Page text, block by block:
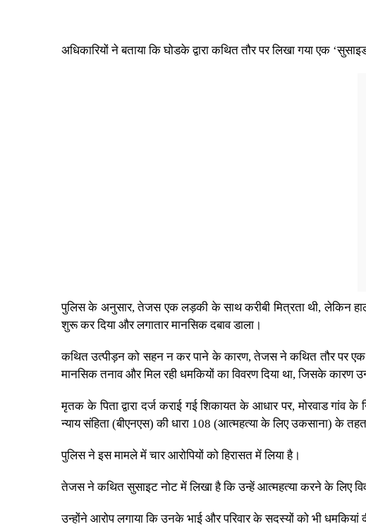
अधिकारियों ने बताया कि घोडके द्वारा कथित तौर पर लिखा गया एक
पुलिस के अनुसार, तेजस एक लड़की के साथ करीबी मित्रता थी, लेकिन हाल
शुरू कर दिया और लगातार मानसिक दबाव डाला।
कथित उत्पीड़न को सहन न कर पाने के कारण, तेजस ने कथित तौर पर
मानसिक तनाव और मिल रही धमकियों का विवरण दिया था, जिसके कारण
मृतक के पिता द्वारा दर्ज कराई गई शिकायत के आधार पर, मोरवाड
न्याय संहिता (बीएनएस) की धारा 108 (आत्महत्या के लिए उकसाना) के
पुलिस ने इस मामले में चार आरोपियों को हिरासत में लिया है।
तेजस ने कथित सुसाइट नोट में लिखा है कि उन्हें आत्महत्या करने के लिए
उन्होंने आरोप लगाया कि उनके भाई और परिवार के सदस्यों को भी धमकियां